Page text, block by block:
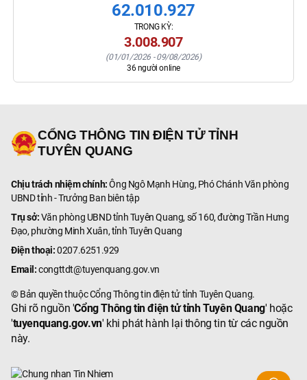
62.010.927
TRONG KỲ:
3.008.907
(01/01/2026 -09/08/2026)
36người online
CỔNG THÔNG TIN ĐIỆN TỬ TỈNH
TUYÊN QUANG
Chịu trách nhiệm chính:Ông Ngô Mạnh Hùng, Phó Chánh Văn phòng
UBND tỉnh - Trưởng Ban biên tập
Trụ sở:Văn phòng UBND tỉnh Tuyên Quang, số 160, đường Trần Hưng
Đạo, phường Minh Xuân, tỉnh Tuyên Quang
Điện thoại:0207.6251.929
Email: congttdt@tuyenquang.gov.vn
© Bản quyền thuộc Cổng Thông tin điện tử tỉnh Tuyên Quang.
Ghi rõ nguồn 'Cổng Thông tin điện tử tỉnh Tuyên Quang' hoặc
'tuyenquang.gov.vn' khi phát hành lại thông tin từ các nguồn
này.